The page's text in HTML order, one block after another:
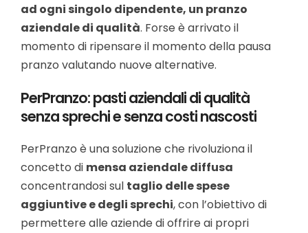
ad ogni singolo dipendente, un pranzo
aziendale di qualità. Forse è arrivato il
momento di ripensare il momento della pausa
pranzo valutando nuove alternative.
PerPranzo: pasti aziendali di qualità
senza sprechi e senza costi nascosti
PerPranzo è una soluzione che rivoluziona il
concetto di mensa aziendale diffusa
concentrandosi sul taglio delle spese
aggiuntive e degli sprechi, con l’obiettivo di
permettere alle aziende di offrire ai propri